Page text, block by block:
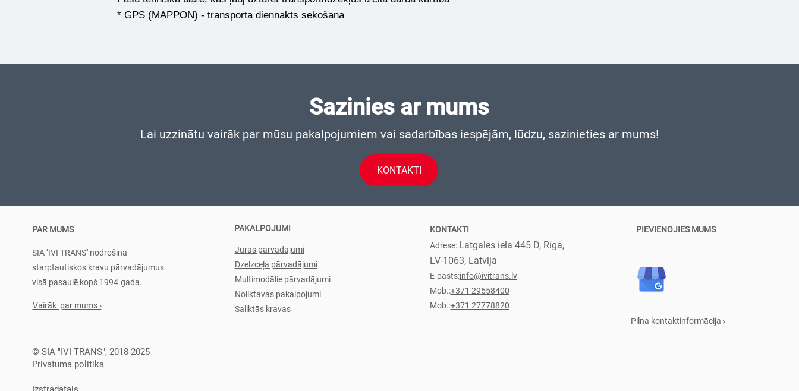
* GPS (MAPPON) - transporta diennakts sekošana
Sazinies ar mums
Lai uzzinātu vairāk par mūsu pakalpojumiem vai sadarbības iespējām, lūdzu, sazinieties ar mums!
KONTAKTI
PAR MUMS
SIA ''IVI TRANS'' nodrošina
starptautiskos kravu pārvadājumus
visā pasaulē kopš 1994.gada.
Vairāk par mums ›
© SIA "IVI TRANS", 2018-2025
Privātuma politika
PAKALPOJUMI
Jūras pārvadājumi
Dzelzceļa pārvadājumi
Multimodālie pārvadājumi
Noliktavas pakalpojumi
Saliktās kravas
KONTAKTI
Adrese: Latgales iela 445 D, Rīga,
LV-1063, Latvija
E-pasts:info@ivitrans.lv
Mob.:+371 29558400
Mob.:+371 27778820
PIEVIENOJIES MUMS
Pilna kontaktinformācija ›